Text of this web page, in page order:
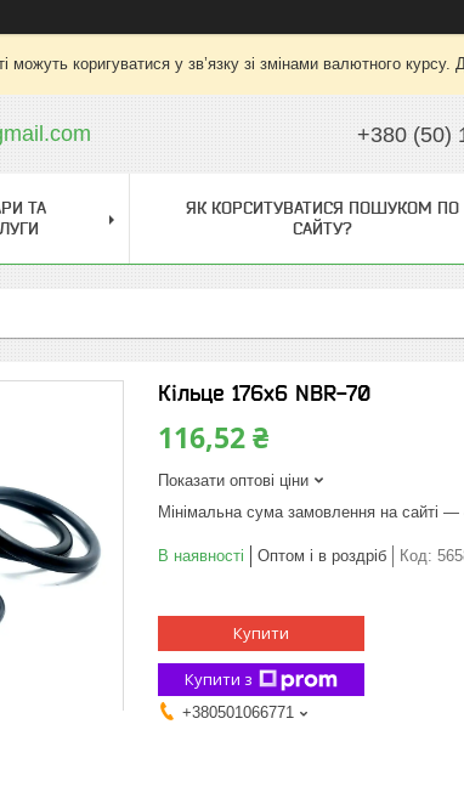
можуть коригуватися у зв’язку зі змінами валютного курсу.
+380 (50)
ТА
ЯК КОРСИТУВАТИСЯ ПОШУКОМ ПО
САЙТУ?
Кільце 176х6 NBR-70
116,52 ₴
Показати оптові ціни
Мінімальна сума замовлення на сайті —
В наявності Оптом і в роздріб Код:
Купити
Купити з
+380501066771